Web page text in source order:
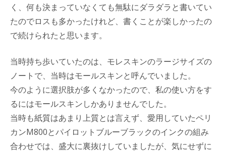
く、何も決まっていなくても無駄にダラダラと書いてい
たのでロスも多かったけれど、書くことが楽しかったの
で続けられたと思います。
当時持ち歩いていたのは、モレスキンのラージサイズの
ノートで、当時はモールスキンと呼んでいました。
今のように選択肢が多くなかったので、私の使い方をす
るにはモールスキンしかありませんでした。
当時も紙質はあまり上質とは言えず、愛用していたペリ
カンM800とパイロットブルーブラックのインクの組み
合わせでは、盛大に裏抜けしていましたが、気にせずに